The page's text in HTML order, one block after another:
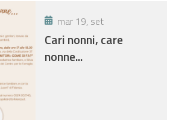
mar 19, set
Cari nonni, care
nonne...